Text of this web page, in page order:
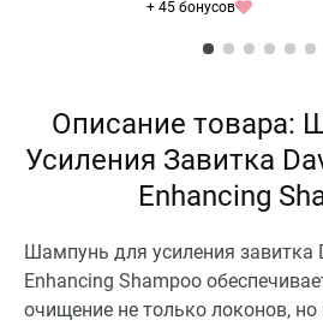
+ 45 бонусов
Описание товара:
Усиления Завитка
Enhancing
Шампунь для усиления завитка
Enhancing Shampoo
очищение не только локонов,